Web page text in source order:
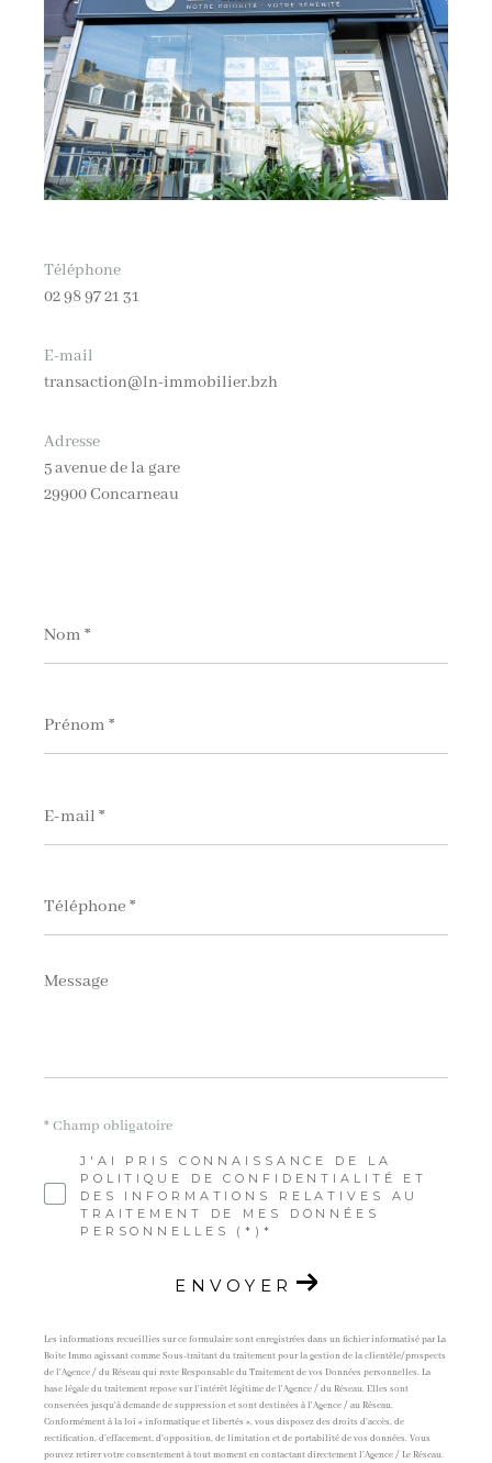
Téléphone
02 98 97 21 31
E-mail
transaction@ln-immobilier.bzh
Adresse
5 avenue de la gare
29900 Concarneau
*
*
mail
*
*
Message
*
J'AI PRIS CONNAISSANCE DE LA
POLITIQUE DE CONFIDENTIALITÉ ET
DES INFORMATIONS RELATIVES AU
TRAITEMENT DE MES DONNÉES
PERSONNELLES (*)*
* Champ obligatoire
ENVOYER
Les informations recueillies sur ce formulaire sont enregistrées dans un fichier informatisé par La
Boite Immo agissant comme Sous-traitant du traitement pour la gestion de la clientèle/prospects
de l'Agence / du Réseau qui reste Responsable du Traitement de vos Données personnelles. La
base légale du traitement repose sur l'intérêt légitime de l'Agence / du Réseau. Elles sont
conservées jusqu'à demande de suppression et sont destinées à l'Agence / au Réseau.
Conformément à la loi « informatique et libertés », vous disposez des droits d’accès, de
rectification, d’effacement, d’opposition, de limitation et de portabilité de vos données. Vous
pouvez retirer votre consentement à tout moment en contactant directement l’Agence / Le Réseau.